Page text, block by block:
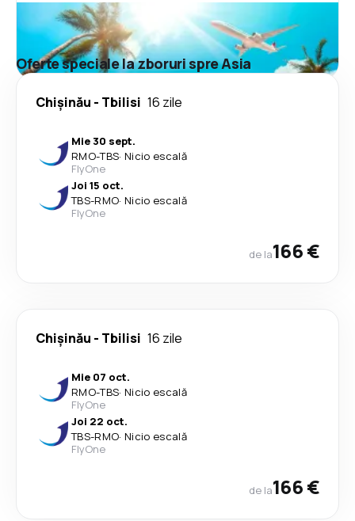
Oferte speciale la zboruri spre Asia
Chişinău - Tbilisi 16 zile
Mie 30 sept.
RMO-TBS· Nicio escală
FlyOne
Joi 15 oct.
TBS-RMO· Nicio escală
FlyOne
de la166 €
Chişinău - Tbilisi 16 zile
Mie 07 oct.
RMO-TBS· Nicio escală
FlyOne
Joi 22 oct.
TBS-RMO· Nicio escală
FlyOne
de la166 €